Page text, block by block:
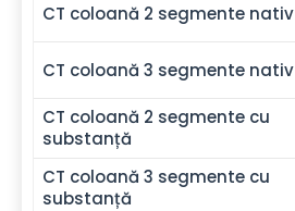
CT coloană 2 segmente nativ
CT coloană 3 segmente nativ
CT coloană 2 segmente cu
substanță
CT coloană 3 segmente cu
substanță